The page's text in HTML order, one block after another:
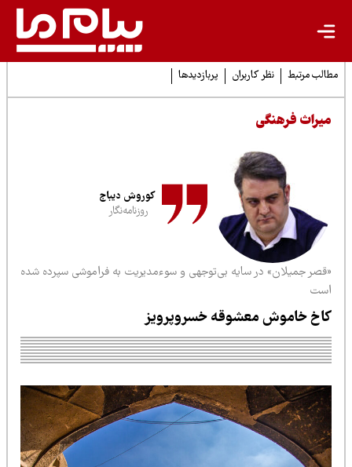
مرتبط نظر کاربران پربازدیدها
فرهنگی
کوروش دیباج
روزنامه‌نگار
جمیلان» در سایه بی‌توجهی و سوءمدیریت به فراموشی سپرده شده
خاموش معشوقه خسروپرویز